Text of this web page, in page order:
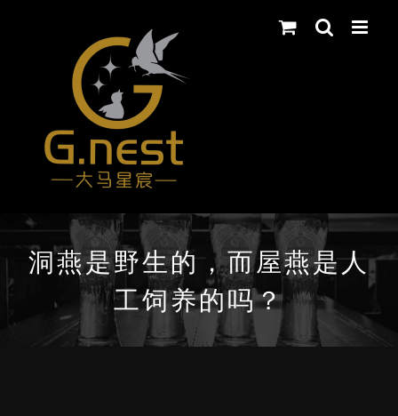
洞燕是野生的，而屋燕是人
工饲养的吗？